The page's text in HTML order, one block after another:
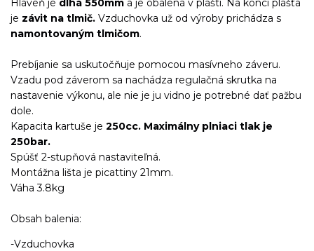
Hlaveň je dlhá 550mm a je obalená v plášti. Na konci plášťa
je závit na tlmič. Vzduchovka už od výroby prichádza s
namontovaným tlmičom.
Prebíjanie sa uskutočňuje pomocou masívneho záveru.
Vzadu pod záverom sa nachádza regulačná skrutka na
nastavenie výkonu, ale nie je ju vidno je potrebné dať pažbu
dole.
Kapacita kartuše je 250cc. Maximálny plniaci tlak je
250bar.
Spúšť 2-stupňová nastaviteľná.
Montážna lišta je picattiny 21mm.
Váha 3.8kg
Obsah balenia:
-Vzduchovka